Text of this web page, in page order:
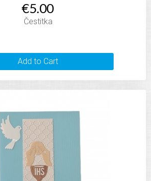
€5.00
Čestitka
Add to Cart